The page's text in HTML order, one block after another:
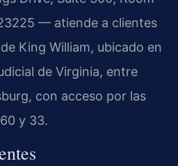
— atiende a clientes
King William, ubicado en
de Virginia, entre
con acceso por las
y 33.